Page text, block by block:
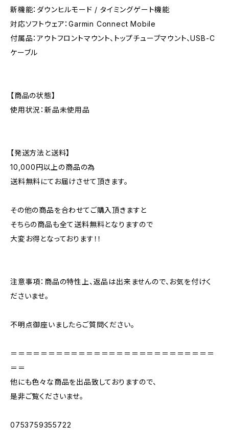
新機能：ダウンヒルモード / タイミングゲート機能
対応ソフトウェア：Garmin Connect Mobile
付属品：アウトフロントマウント、トップチューブマウント、USB-C
ケーブル
【商品の状態】
使用状況：新品未使用品
【発送方法と送料】
10,000円以上の商品の為
送料無料にてお届けさせて頂きます。
その他の商品を合わせてご購入頂きますと
そちらの商品も全て送料無料となりますので
大変お得となっております！！
注意事項：商品の特性上、返品は出来ませんので、お気を付けく
ださいませ。
不明点御座いましたらご質問ください。
＝＝＝＝＝＝＝＝＝＝＝＝＝＝＝＝＝＝＝＝＝＝＝＝＝＝＝
＝＝
他にも色々な商品を出品致しておりますので、
是非ご覧くださいませ。
0753759355722